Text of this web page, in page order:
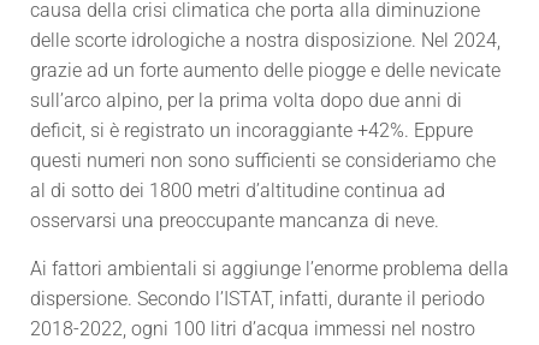
causa della crisi climatica che porta alla diminuzione
delle scorte idrologiche a nostra disposizione. Nel 2024,
grazie ad un forte aumento delle piogge e delle nevicate
sull’arco alpino, per la prima volta dopo due anni di
deficit, si è registrato un incoraggiante +42%. Eppure
questi numeri non sono sufficienti se consideriamo che
al di sotto dei 1800 metri d’altitudine continua ad
osservarsi una preoccupante mancanza di neve.
Ai fattori ambientali si aggiunge l’enorme problema della
dispersione. Secondo l’ISTAT, infatti, durante il periodo
2018-2022, ogni 100 litri d’acqua immessi nel nostro